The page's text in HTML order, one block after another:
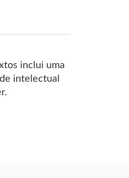
inclui uma
intelectual